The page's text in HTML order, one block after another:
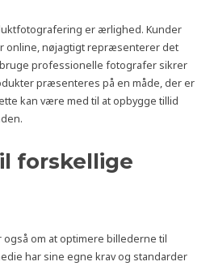
er ærlighed. Kunder
online, nøjagtigt repræsenterer det
professionelle fotografer sikrer
præsenteres på en måde, der er
kan være med til at opbygge tillid
forskellige
om at optimere billederne til
har sine egne krav og standarder